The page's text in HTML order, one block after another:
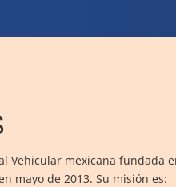
Vehicular mexicana fundada
mayo de 2013. Su misión es: